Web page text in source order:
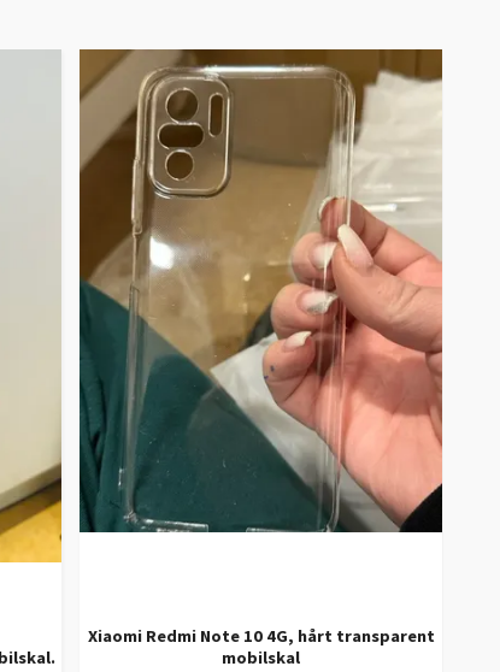
Xiaomi Redmi Note 10 4G, hårt transparent
mobilskal